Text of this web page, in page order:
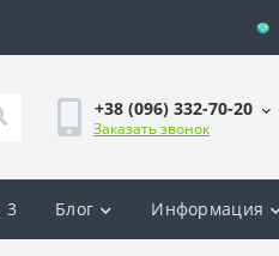
+38 (096) 332-70-20
Заказать звонок
3 Блог Информация